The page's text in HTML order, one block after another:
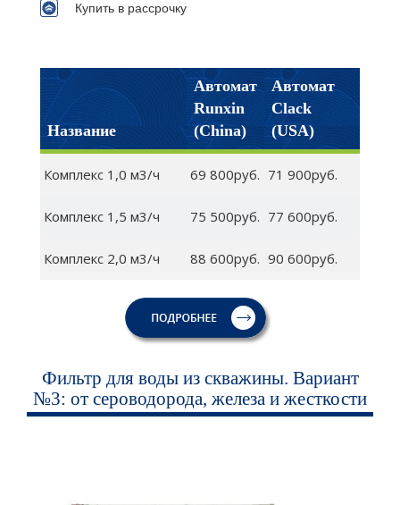
Купить в рассрочку
Название
Автомат
Runxin
(China)
Автомат
Clack
(USA)
Комплекс 1,0 м3/ч 69 800руб. 71 900руб.
Комплекс 1,5 м3/ч 75 500руб. 77 600руб.
Комплекс 2,0 м3/ч 88 600руб. 90 600руб.
Фильтр для воды из скважины. Вариант
№3: от сероводорода, железа и жесткости